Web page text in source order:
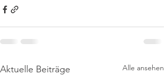
Aktuelle Beiträge Alle ansehen